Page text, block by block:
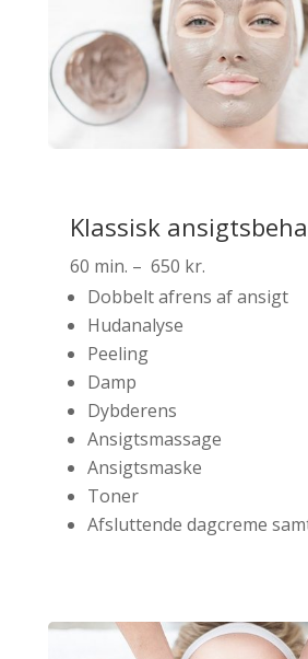
Klassisk
60 min. – 650 kr.
Dobbelt afrens af ansigt
Hudanalyse
Peeling
Damp
Dybderens
Ansigtsmassage
Ansigtsmaske
Toner
Afsluttende dagcreme